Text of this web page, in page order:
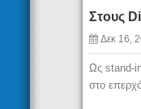
Στους
Δεκ 16,
Ως stand-
στο